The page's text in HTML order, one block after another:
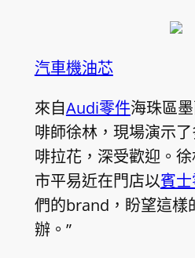
汽車機油芯
來自Audi零件海珠區
啡師徐林，現場演示
啡拉花，深受歡迎。
市平易近在門店以賓
們的brand，盼望這樣
辦。”